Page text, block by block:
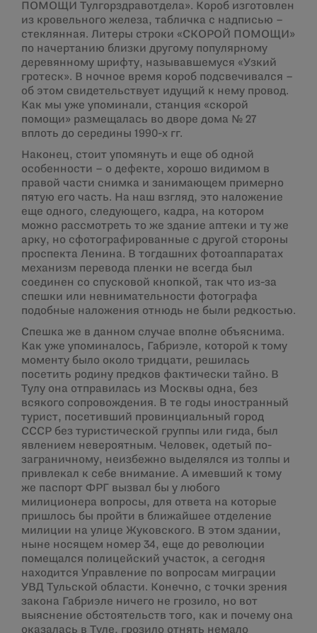
ПОМОЩИ Тулгорздравотдела». Короб изготовлен
из кровельного железа, табличка с надписью –
стеклянная. Литеры строки «СКОРОЙ ПОМОЩИ»
по начертанию близки другому популярному
деревянному шрифту, называвшемуся «Узкий
гротеск». В ночное время короб подсвечивался –
об этом свидетельствует идущий к нему провод.
Как мы уже упоминали, станция «скорой
помощи» размещалась во дворе дома № 27
вплоть до середины 1990-х гг.
Наконец, стоит упомянуть и еще об одной
особенности – о дефекте, хорошо видимом в
правой части снимка и занимающем примерно
пятую его часть. На наш взгляд, это наложение
еще одного, следующего, кадра, на котором
можно рассмотреть то же здание аптеки и ту же
арку, но сфотографированные с другой стороны
проспекта Ленина. В тогдашних фотоаппаратах
механизм перевода пленки не всегда был
соединен со спусковой кнопкой, так что из-за
спешки или невнимательности фотографа
подобные наложения отнюдь не были редкостью.
Спешка же в данном случае вполне объяснима.
Как уже упоминалось, Габриэле, которой к тому
моменту было около тридцати, решилась
посетить родину предков фактически тайно. В
Тулу она отправилась из Москвы одна, без
всякого сопровождения. В те годы иностранный
турист, посетивший провинциальный город
СССР без туристической группы или гида, был
явлением невероятным. Человек, одетый по-
заграничному, неизбежно выделялся из толпы и
привлекал к себе внимание. А имевший к тому
же паспорт ФРГ вызвал бы у любого
милиционера вопросы, для ответа на которые
пришлось бы пройти в ближайшее отделение
милиции на улице Жуковского. В этом здании,
ныне носящем номер 34, еще до революции
помещался полицейский участок, а сегодня
находится Управление по вопросам миграции
УВД Тульской области. Конечно, с точки зрения
закона Габриэле ничего не грозило, но вот
выяснение обстоятельств того, как и почему она
оказалась в Туле, грозило отнять немало